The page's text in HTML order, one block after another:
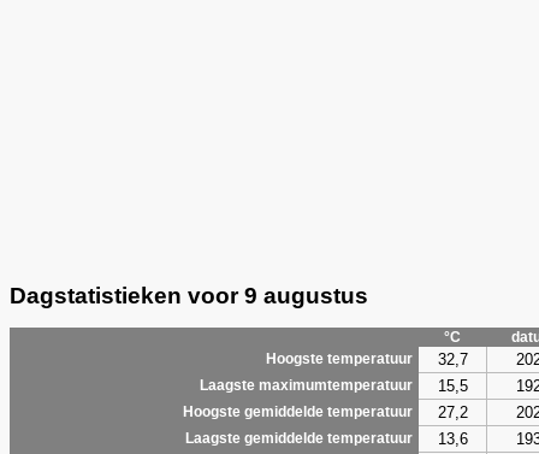
Dagstatistieken voor 9 augustus
°C
Hoogste temperatuur
32,7
Laagste maximumtemperatuur 15,5
Hoogste gemiddelde temperatuur 27,2
Laagste gemiddelde temperatuur 13,6